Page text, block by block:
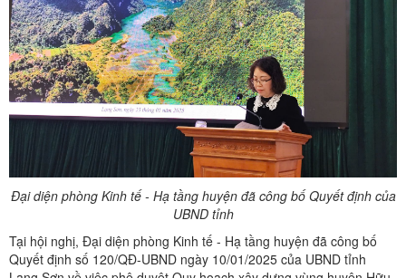
Đại diện phòng Kinh tế - Hạ tầng huyện đã công bố Quyết định của
UBND tỉnh
Tại hội nghị, Đại diện phòng Kinh tế - Hạ tầng huyện đã công bố
Quyết định số 120/QĐ-UBND ngày 10/01/2025 của UBND tỉnh